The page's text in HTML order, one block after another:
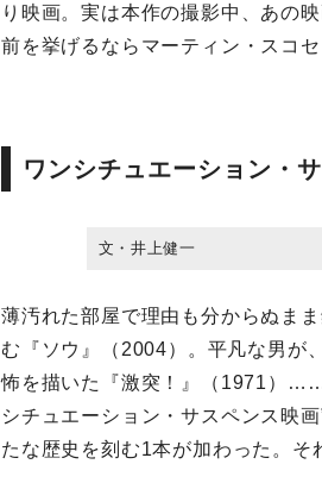
り映画。実は本作の撮影中、あの
前を挙げるならマーティン・スコ
ワンシチュエーション・
文・井上健一
薄汚れた部屋で理由も分からぬま
む『ソウ』（2004）。平凡な男が
怖を描いた『激突！』（1971）
シチュエーション・サスペンス映
たな歴史を刻む1本が加わった。そ